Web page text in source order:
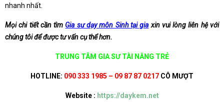
nhanh nhất.
Mọi chi tiết cần tìm Gia sư dạy môn Sinh tại gia xin vui lòng liên hệ với
chúng tôi để được tư vấn cụ thể hơn.
TRUNG TÂM GIA SƯ TÀI NĂNG TRẺ
HOTLINE: 090 333 1985 – 09 87 87 0217 CÔ MƯỢT
Website : https://daykem.net